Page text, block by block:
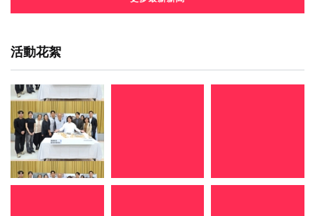
活動花絮